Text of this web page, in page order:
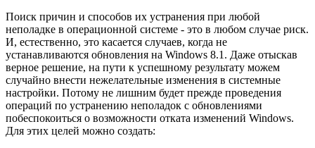
Поиск причин и способов их устранения при любой
неполадке в операционной системе - это в любом случае риск.
И, естественно, это касается случаев, когда не
устанавливаются обновления на Windows 8.1. Даже отыскав
верное решение, на пути к успешному результату можем
случайно внести нежелательные изменения в системные
настройки. Потому не лишним будет прежде проведения
операций по устранению неполадок с обновлениями
побеспокоиться о возможности отката изменений Windows.
Для этих целей можно создать: